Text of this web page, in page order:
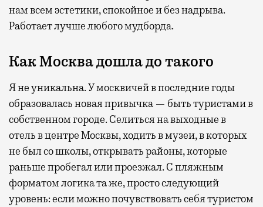
нам всем эстетики, спокойное и без надрыва.
Работает лучше любого мудборда.
Как Москва дошла до такого
Я не уникальна. У москвичей в последние годы
образовалась новая привычка — быть туристами в
собственном городе. Селиться на выходные в
отель в центре Москвы, ходить в музеи, в которых
не был со школы, открывать районы, которые
раньше пробегал или проезжал. С пляжным
форматом логика та же, просто следующий
уровень: если можно почувствовать себя туристом